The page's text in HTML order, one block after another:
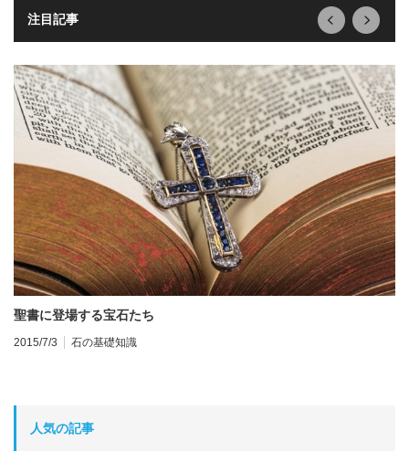
注目記事
聖書に登場する宝石たち
2015/7/3 石の基礎知識
next
人気の記事